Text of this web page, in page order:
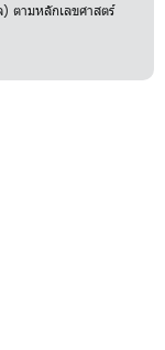
) ตามหลักเลขศาสตร์